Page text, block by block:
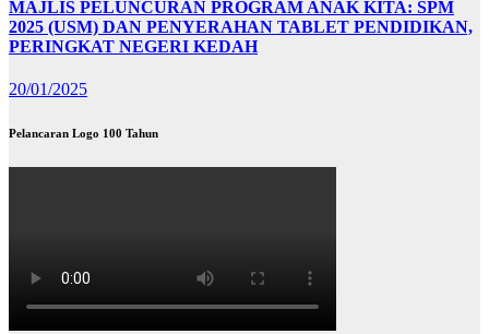
MAJLIS PELUNCURAN PROGRAM ANAK KITA: SPM
2025 (USM) DAN PENYERAHAN TABLET PENDIDIKAN,
PERINGKAT NEGERI KEDAH
20/01/2025
Pelancaran Logo 100 Tahun